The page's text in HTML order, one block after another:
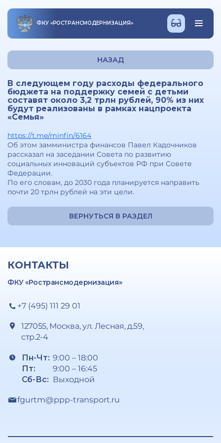
ФКУ «РОСТРАНСМОДЕРНИЗАЦИЯ»
НАЗАД
В следующем году расходы федерального
бюджета на поддержку семей с детьми
составят около 3,2 трлн рублей, 90% из них
будут реализованы в рамках нацпроекта
«Семья»
https://t.me/minfin/6164
Об этом замминистра финансов Павел Кадочников
рассказал на заседании Совета по развитию
социальных инноваций субъектов РФ при Совете
Федерации.
По его словам, до 2030 года планируется направить
почти 20 трлн рублей на эти цели.
ВЕРНУТЬСЯ В РАЗДЕЛ
КОНТАКТЫ
ФКУ «Ространсмодернизация»
+7 (495) 111 29 01
127055, Москва, ул. Лесная, д.59,
стр.2-4
Пн-Чт:
Пт:
Сб-Вс:
9:00 – 18:00
9:00 – 16:45
Выходной
fgurtm@ppp-transport.ru